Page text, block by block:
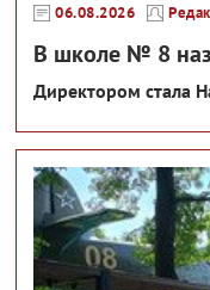
06.08.2026
В школе № 8
Директором стала